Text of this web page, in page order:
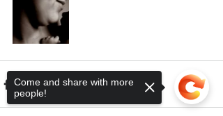
Come and share with more
people!